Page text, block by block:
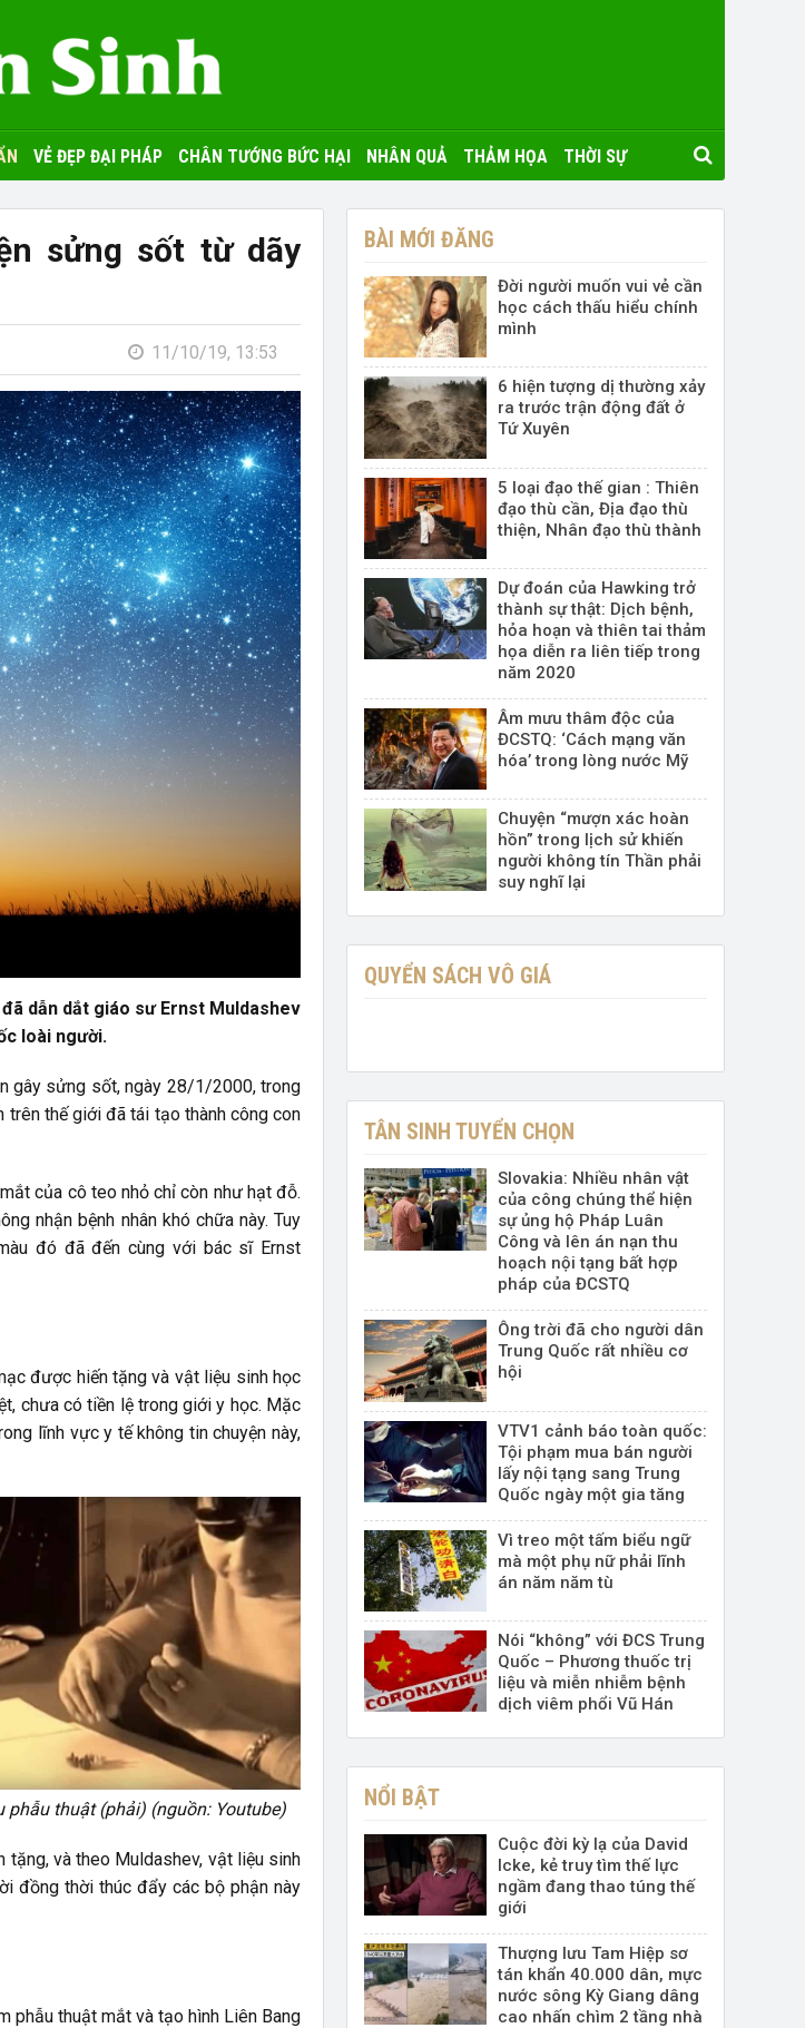
VẺ ĐẸP ĐẠI PHÁP CHÂN TƯỚNG BỨC HẠI NHÂN QUẢ THẢM HỌA THỜI SỰ
sửng sốt từ dãy
11/10/19, 13:53
dẫn dắt giáo sư Ernst Muldashev
loài người.
gây sửng sốt, ngày 28/1/2000, trong
thế giới đã tái tạo thành công con
của cô teo nhỏ chỉ còn như hạt đỗ.
nhận bệnh nhân khó chữa này. Tuy
đó đã đến cùng với bác sĩ Ernst
được hiến tặng và vật liệu sinh học
chưa có tiền lệ trong giới y học. Mặc
lĩnh vực y tế không tin chuyện này,
phẫu thuật (phải) (nguồn: Youtube)
và theo Muldashev, vật liệu sinh
đồng thời thúc đẩy các bộ phận này
phẫu thuật mắt và tạo hình Liên Bang
BÀI MỚI ĐĂNG
Đời người muốn vui vẻ cần
học cách thấu hiểu chính
mình
6 hiện tượng dị thường xảy
ra trước trận động đất ở
Tứ Xuyên
5 loại đạo thế gian : Thiên
đạo thù cần, Địa đạo thù
thiện, Nhân đạo thù thành
Dự đoán của Hawking trở
thành sự thật: Dịch bệnh,
hỏa hoạn và thiên tai thảm
họa diễn ra liên tiếp trong
năm 2020
Âm mưu thâm độc của
ĐCSTQ: ‘Cách mạng văn
hóa’ trong lòng nước Mỹ
Chuyện “mượn xác hoàn
hồn” trong lịch sử khiến
người không tín Thần phải
suy nghĩ lại
QUYỂN SÁCH VÔ GIÁ
TÂN SINH TUYỂN CHỌN
Slovakia: Nhiều nhân vật
của công chúng thể hiện
sự ủng hộ Pháp Luân
Công và lên án nạn thu
hoạch nội tạng bất hợp
pháp của ĐCSTQ
Ông trời đã cho người dân
Trung Quốc rất nhiều cơ
hội
VTV1 cảnh báo toàn quốc:
Tội phạm mua bán người
lấy nội tạng sang Trung
Quốc ngày một gia tăng
Vì treo một tấm biểu ngữ
mà một phụ nữ phải lĩnh
án năm năm tù
Nói “không” với ĐCS Trung
Quốc – Phương thuốc trị
liệu và miễn nhiễm bệnh
dịch viêm phổi Vũ Hán
NỔI BẬT
Cuộc đời kỳ lạ của David
Icke, kẻ truy tìm thế lực
ngầm đang thao túng thế
giới
Thượng lưu Tam Hiệp sơ
tán khẩn 40.000 dân, mực
nước sông Kỳ Giang dâng
cao nhấn chìm 2 tầng nhà